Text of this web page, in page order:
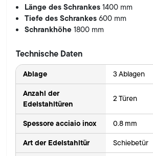
Länge des Schrankes1400 mm
Tiefe des Schrankes600 mm
Schrankhöhe1800 mm
Technische Daten
Ablage 3 Ablagen
Anzahl der
Edelstahltüren
2 Türen
Spessore acciaio inox 0.8 mm
Art der Edelstahltür Schiebetür